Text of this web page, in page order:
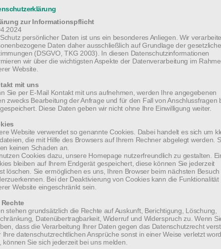
der Hilfe für Syrien und der bedrängten Lage
Patriarch von Antiochien und dem Ganzen
das Oberhaupt der melkitischen
den mit Rom unierten katholischen Ostkirchen
katholischen Würdenträgern im
den Krieg und das Schicksal der Menschen
Lage der Christen im Orient, bestimmte das
im Stift Geras und im Stift Sankt Florian die
Bundesministerium für Europa, Integration und
für auswärtige Angelegenheiten, Botschafter Dr.
zur Informationspflicht
persönlicher Daten ist uns ein besonderes Anliegen. Wir
Daten daher ausschließlich auf Grundlage der
(DSGVO, TKG 2003). In diesen Datenschutzinformationen
wir über die wichtigsten Aspekte der Datenverarbeitung im
Website.
mit uns
Sie per E-Mail Kontakt mit uns aufnehmen, werden Ihre angegebenen
zwecks Bearbeitung der Anfrage und für den Fall von Anschlussfragen
Diese Daten geben wir nicht ohne Ihre Einwilligung weiter.
Website verwendet so genannte Cookies. Dabei handelt es sich um
die mit Hilfe des Browsers auf Ihrem Rechner abgelegt werden.
keinen Schaden an.
Cookies dazu, unsere Homepage nutzerfreundlich zu gestalten.
bleiben auf Ihrem Endgerät gespeichert, diese können Sie jederzeit
löschen. Sie ermöglichen es uns, Ihren Browser beim nächsten Besuch
Bei der Deaktivierung von Cookies kann die Funktionalität
Website eingeschränkt sein.
Rechte
stehen grundsätzlich die Rechte auf Auskunft, Berichtigung, Löschung,
Datenübertragbarkeit, Widerruf und Widerspruch zu. Wenn
dass die Verarbeitung Ihrer Daten gegen das Datenschutzrecht
Ihre datenschutzrechtlichen Ansprüche sonst in einer Weise verletzt
können Sie sich jederzeit bei uns melden.